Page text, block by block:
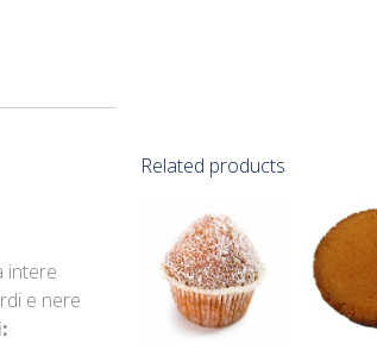
intere
e nere
Related products